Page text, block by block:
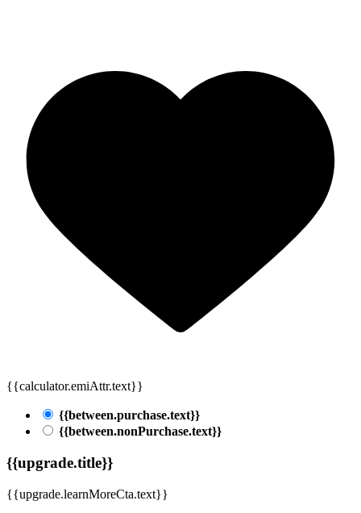
{{calculator.emiAttr.text}}
{{between.purchase.text}}
{{between.nonPurchase.text}}
{{upgrade.title}}
{{upgrade.learnMoreCta.text}}